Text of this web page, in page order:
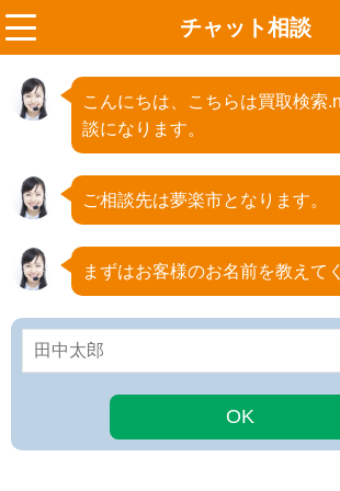
チャット相談
こんにちは、こちらは買取検索
談になります。
ご相談先は夢楽市となります。
まずはお客様のお名前を教えて
OK